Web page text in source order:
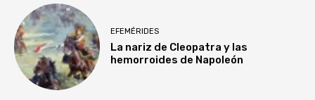
EFEMÉRIDES
La nariz de Cleopatra y las
hemorroides de Napoleón